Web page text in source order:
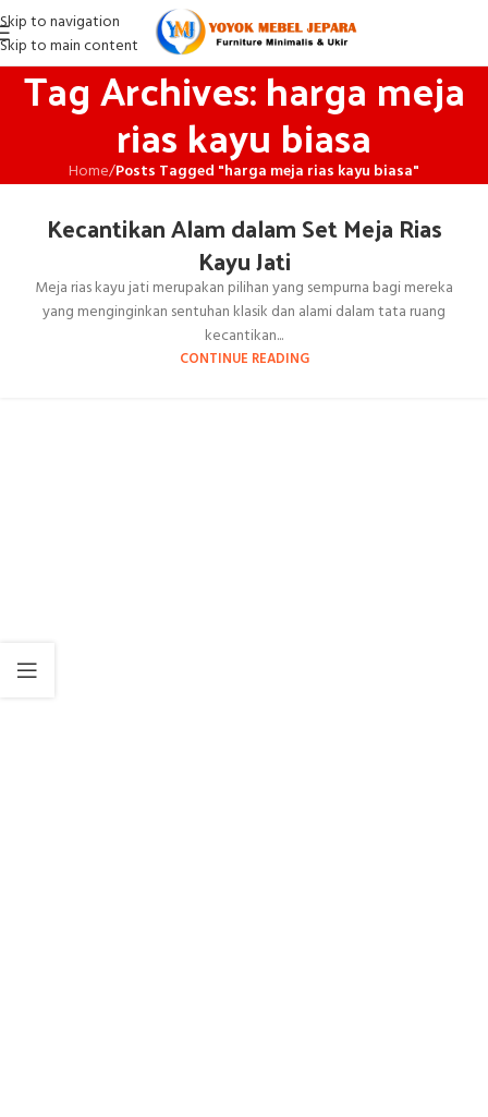
Skip to navigation
Skip to main content
Tag Archives: harga meja
rias kayu biasa
Home/Posts Tagged "harga meja rias kayu biasa"
Kecantikan Alam dalam Set Meja Rias
Kayu Jati
Meja rias kayu jati merupakan pilihan yang sempurna bagi mereka
yang menginginkan sentuhan klasik dan alami dalam tata ruang
kecantikan...
CONTINUE READING